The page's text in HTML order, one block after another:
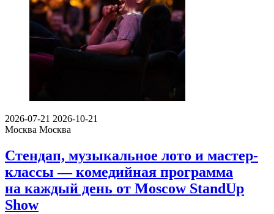
2026-07-21 2026-10-21
Москва Москва
Стендап, музыкальное лото и мастер-
классы — комедийная программа
на каждый день от Moscow StandUp
Show